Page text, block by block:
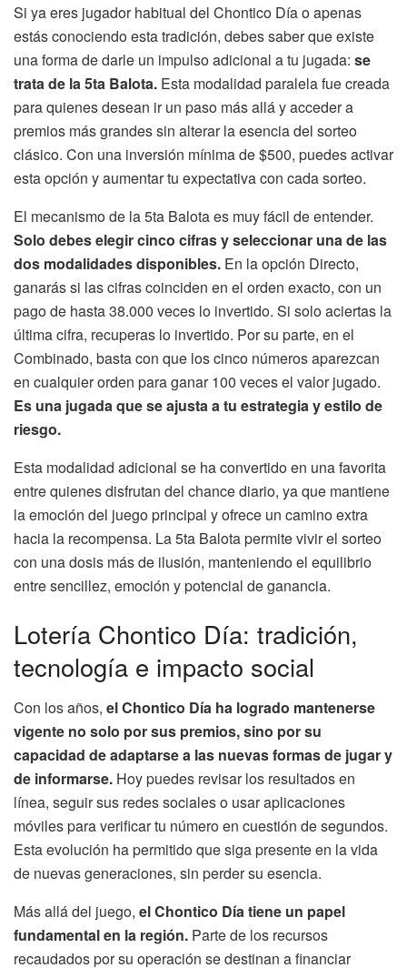
Si ya eres jugador habitual del Chontico Día o apenas
estás conociendo esta tradición, debes saber que existe
una forma de darle un impulso adicional a tu jugada: se
trata de la 5ta Balota. Esta modalidad paralela fue creada
para quienes desean ir un paso más allá y acceder a
premios más grandes sin alterar la esencia del sorteo
clásico. Con una inversión mínima de $500, puedes activar
esta opción y aumentar tu expectativa con cada sorteo.
El mecanismo de la 5ta Balota es muy fácil de entender.
Solo debes elegir cinco cifras y seleccionar una de las
dos modalidades disponibles. En la opción Directo,
ganarás si las cifras coinciden en el orden exacto, con un
pago de hasta 38.000 veces lo invertido. Si solo aciertas la
última cifra, recuperas lo invertido. Por su parte, en el
Combinado, basta con que los cinco números aparezcan
en cualquier orden para ganar 100 veces el valor jugado.
Es una jugada que se ajusta a tu estrategia y estilo de
riesgo.
Esta modalidad adicional se ha convertido en una favorita
entre quienes disfrutan del chance diario, ya que mantiene
la emoción del juego principal y ofrece un camino extra
hacia la recompensa. La 5ta Balota permite vivir el sorteo
con una dosis más de ilusión, manteniendo el equilibrio
entre sencillez, emoción y potencial de ganancia.
Lotería Chontico Día: tradición,
tecnología e impacto social
Con los años, el Chontico Día ha logrado mantenerse
vigente no solo por sus premios, sino por su
capacidad de adaptarse a las nuevas formas de jugar y
de informarse. Hoy puedes revisar los resultados en
línea, seguir sus redes sociales o usar aplicaciones
móviles para verificar tu número en cuestión de segundos.
Esta evolución ha permitido que siga presente en la vida
de nuevas generaciones, sin perder su esencia.
Más allá del juego, el Chontico Día tiene un papel
fundamental en la región. Parte de los recursos
recaudados por su operación se destinan a financiar